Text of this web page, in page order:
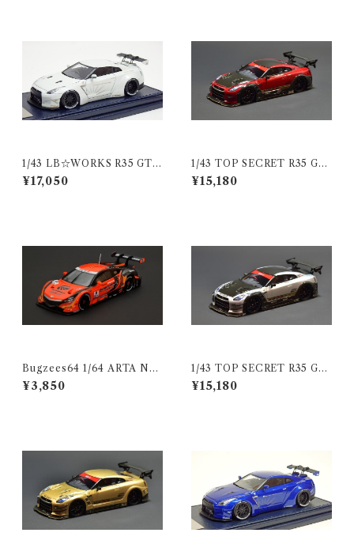
1/43 LB☆WORKS R35 GT-
R LB パールホワイト ＧＴウ
イング
¥17,050
1/43 TOP SECRET R35 GT-
R TS RED
¥15,180
Bugzees64 1/64 ARTA NS
X CONCEPT-GT No.8 SU
PER GT 2014
¥3,850
1/43 TOP SECRET R35 GT-
R TS SILVER
¥15,180